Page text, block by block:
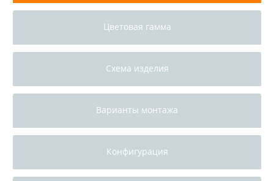
Цена: 6 230.00 руб/шт -
синий (Внсин)
Цена: 6 230.00 руб/шт - 1 +
Брайт текстиль+резина 800 мм/500 мм
Цветовая гамма
Схема изделия
Варианты монтажа
Конфигурация